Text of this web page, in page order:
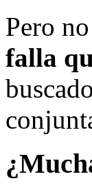
Pero
falla